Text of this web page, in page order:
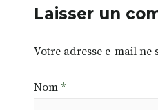
Laisser un
Votre adresse e-mail ne
Nom *